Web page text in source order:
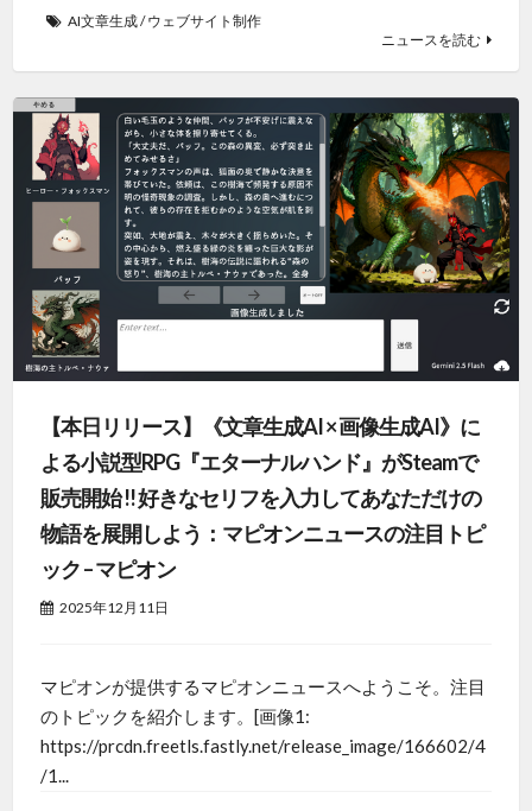
AI文章生成/ウェブサイト制作
ニュースを読む
【本日リリース】《文章生成AI × 画像生成AI》に
よる小説型RPG『エターナルハンド』がSteamで
販売開始 !! 好きなセリフを入力してあなただけの
物語を展開しよう：マピオンニュースの注目トピ
ック – マピオン
2025年12月11日
マピオンが提供するマピオンニュースへようこそ。注目
のトピックを紹介します。[画像1:
https://prcdn.freetls.fastly.net/release_image/166602/4
/1...